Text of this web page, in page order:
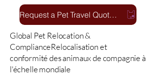
Request a Pet Travel Quote and Our Direct "Match & Connect" Tool
Global Pet Relocation &
ComplianceRelocalisation et
conformité des animaux de compagnie à
l'échelle mondiale